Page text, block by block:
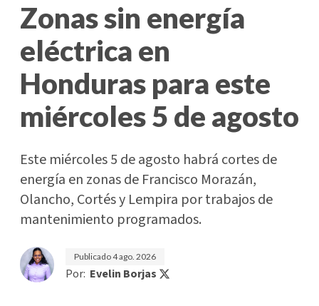
Zonas sin energía
eléctrica en
Honduras para este
miércoles 5 de agosto
Este miércoles 5 de agosto habrá cortes de
energía en zonas de Francisco Morazán,
Olancho, Cortés y Lempira por trabajos de
mantenimiento programados.
Publicado4 ago. 2026
Por: Evelin Borjas